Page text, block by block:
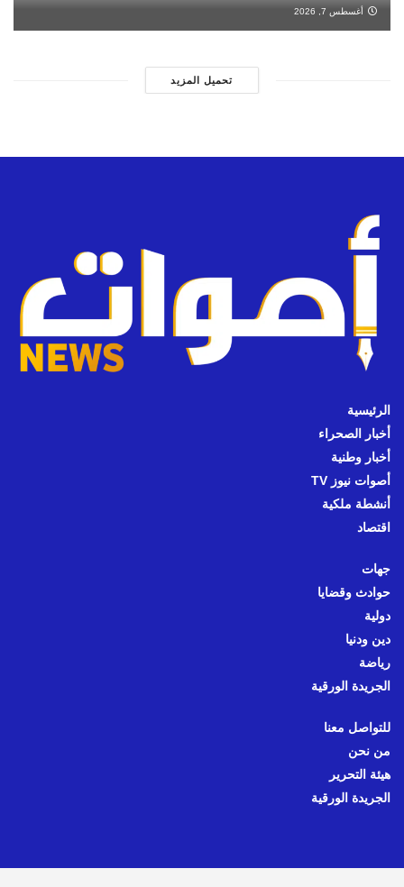
أغسطس 7, 2026
تحميل المزيد
الرئيسية
أخبار الصحراء
أخبار وطنية
أصوات نيوز TV
أنشطة ملكية
اقتصاد
جهات
حوادث وقضايا
دولية
دين ودنيا
رياضة
الجريدة الورقية
للتواصل معنا
من نحن
هيئة التحرير
الجريدة الورقية